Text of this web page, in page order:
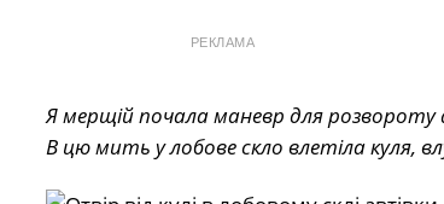
РЕКЛАМА
Я мерщій почала маневр для розвороту
В цю мить у лобове скло влетіла куля,